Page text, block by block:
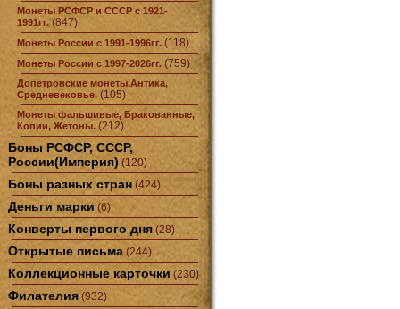
Монеты РСФСР и СССР с 1921-
1991гг. (847)
Монеты России с 1991-1996гг. (118)
Монеты России с 1997-2026гг. (759)
Допетровские монеты.Антика,
Средневековье. (105)
Монеты фальшивые, Бракованные,
Копии, Жетоны. (212)
Боны РСФСР, СССР,
России(Империя) (120)
Боны разных стран (424)
Деньги марки (6)
Конверты первого дня (28)
Открытые письма (244)
Коллекционные карточки (230)
Филателия (932)